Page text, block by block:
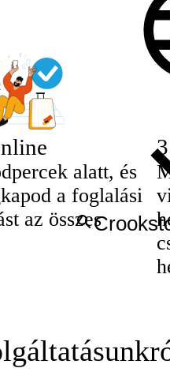
alatt, és
a foglalási
az összes
3